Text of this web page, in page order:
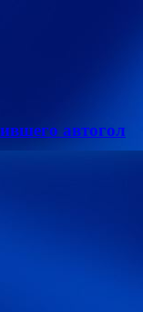
автогол